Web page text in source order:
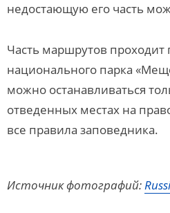
недостающую его часть
Часть маршрутов проходит
национального парка
можно останавливаться
отведенных местах на
все правила заповедника.
Источник фотографий: